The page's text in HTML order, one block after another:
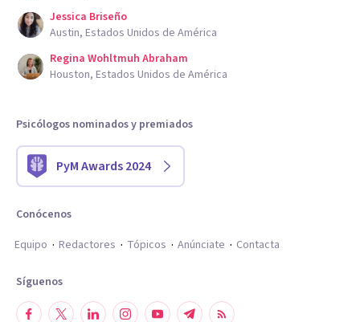
Jessica Briseño
Austin, Estados Unidos de América
Regina Wohltmuh Abraham
Houston, Estados Unidos de América
Psicólogos nominados y premiados
PyM Awards 2024
Conócenos
Equipo
Redactores Tópicos Anúnciate Contacta
Síguenos